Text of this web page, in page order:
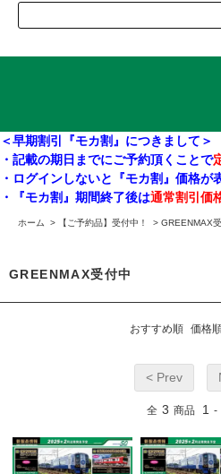
＜早期割引『モカ割』につきまして＞
・記載の期日までにご予約頂くことで
・ログインしないと『モカ割』価格が
・『モカ割』期間終了後は通常割引価
ホーム > 【ご予約品】受付中！ > GREENMAX
GREENMAX受付中
おすすめ順 価格
< Prev
全 3 商品 1 -